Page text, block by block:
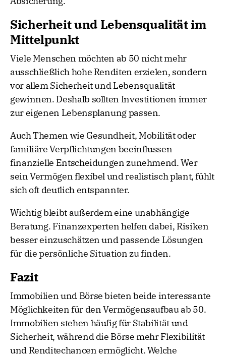
Sicherheit und Lebensqualität im
Mittelpunkt
Viele Menschen möchten ab 50 nicht mehr
ausschließlich hohe Renditen erzielen, sondern
vor allem Sicherheit und Lebensqualität
gewinnen. Deshalb sollten Investitionen immer
zur eigenen Lebensplanung passen.
Auch Themen wie Gesundheit, Mobilität oder
familiäre Verpflichtungen beeinflussen
finanzielle Entscheidungen zunehmend. Wer
sein Vermögen flexibel und realistisch plant, fühlt
sich oft deutlich entspannter.
Wichtig bleibt außerdem eine unabhängige
Beratung. Finanzexperten helfen dabei, Risiken
besser einzuschätzen und passende Lösungen
für die persönliche Situation zu finden.
Fazit
Immobilien und Börse bieten beide interessante
Möglichkeiten für den Vermögensaufbau ab 50.
Immobilien stehen häufig für Stabilität und
Sicherheit, während die Börse mehr Flexibilität
und Renditechancen ermöglicht. Welche